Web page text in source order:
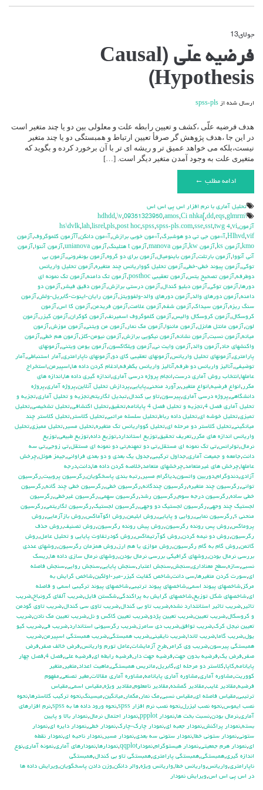
جولای13
فرضیه
(Causal
Hypothesis)
فرضیه علّی (Causal
Hypothesis)
ارسال شده از spss-pls
هدف فرضیه علّی ،کشف و تعیین رابطه علت و معلولی بین دو یا چند متغیر است
در این جا ،هدف پژوهش گر صرفأ تعیین ارتباط و همبستگی دو یا چند متغیر
نیست،بلکه می خواهد عمیق تر و ریشه ای تر با آن برخورد کرده و بگوید که
متغیری علت به وجود آمدن متغیر دیگر است. […]
ادامه مطلب ←
تحليل آماري با نرم افزار اس پي اس اس
\hdhdd
,\v,09351323950,amos,Ci nhka[ ,dd,eqs,glmrm
آزمون,
hs\dvlk,lah,lisrel,pls,post hoc,spss,spss-pls.com,sse,sst,twg 4,vi
Hlhvd,vif
,آ»مون جي تي دو هوشبرگ,آ»مون خوبي برازش,آ»مون دانكن,آآزمون كلموگروف,آزمون
kmo
,آزمون ks ,آزمون kw ,آزمون manova ,آزمون t هتلينگ ,آزمون unianova ,آزمون آننوا,آزمون
آني آنووا,آزمون بارتلت,آزمون باينوميال,آزمون براي دو گروه,آزمون بونفروني,آزمون بي
توكي,آزمون پيوند خطي-خطي,آزمون تحليل كوواريانس چند متغيره,آزمون تحليل واريانس
دوطرفه,آزمون تصحيح يتس,آزمون تعقيبي posthoc ,آزمون تك دامنه,آزمون تك نمونه اي
دورها,آزمون توكي,آزمون دبليو كندال,آزمون درستي برازش,آزمون دقيق فيشر ,آزمون دو
دامنه,آزمون دورهاي والد,آزمون دورهاي والد-ولفوويتز ,آزمون رايان-اينوت-گابريل-ولش,آزمون
سنگ ريزه,آزمون سيداك,آزمون شفه,آزمون علامت,آزمون فريدمن,آزمون كا اس,آزمون
كروسكال,آزمون كروسكال واليس,آزمون كلموگروف اسميرنف,آزمون كوكران,آزمون كيزر ,آزمون
لون,آزمون مانتل هانزل,آزمون ماننوا,آزمون مك نمار ,آزمون من ويتني,آزمون موزش,آزمون
ميانه,آزمون نسبت,آزمون نشانه,آزمون نيكويي برازش,آزمون نيومن-كلز ,آزمون هم خطي,آزمون
واكنشهاي حاد,آزمون والد,آزمون وايت ني,آزمون ويلكاكسون,آزمون يومن ويتني,آزمونهاي
پارامتري,آزمونهاي تحليل واريانس,آزمونهاي تعقيبي كاي دو,آزمونهاي ناپارامتري,آمار استنباطي,آمار
توضيفي,آناليز واريانس دو طرفه,آناليز واريانس يکطرفه,ادغام كردن داده ها,اسپيرمن,استخراج
عاملها,انتخاب روش آماري درست,انجام پروژه درسي آماري,اندازه گيري داده ها,اندازه هاي
مكرر ,انواع فرضيه,انواع متغير ,برآورد منحني,پايايي,پردازش تحليل آنلاين,پروژه آماري,پروژه
دانشگاهي,پروژه درسي آماري,پيرسون,تاو بي کندال,تبديل لگاريتم,تجزيه و تحليل آماري,تجزيه و
تحليل آماري فصل 4
,تجزيه و تحليل فصل 4 پايانامه ,تحقيق,تحليل اكتشافي,تحليل تشخيصي,تحليل
تميزي,تحليل خوشه اي,تحليل داده رباط,تحليل سلسله مراتبي,تحليل كلاستر ,تحليل كلاستر چند
ميانگيني,تحليل كلاستر دو مرحله اي,تحليل كوواريانس تك متغيره,تحليل مسير ,تحليل مميزي,تحليل
واريانس اندازه هاي مكرر ,تعريف تحقيق,توزيع استاندارد,توزيع داده,توزيع طبيعي,توزيع
نرمال,تولرانس,تي تک نمونه اي مستقل,تي دو تمهنه,تي دو نمونه اي مستقل,تي زوجي,تي سه
دانت,جامعه و جميعت آماري,جداول تركيبي,جدول يك بعدي و دو بعدي فراواني,جيمز هوئل,چرخش
عاملها,چرخش هاي غيرمتعامد,چرخشهاي متعامد,خلاصه كردن داده ها,دانت,درجه
آزادي,دندوگرام,دوربين واتسون,دياگرام مسير ,رتبه بندي پاسخگويان,رگرسيون پروبيت,رگرسيون
تواني,رگرسيون چند متغيره,رگرسيون چندگانه,رگرسيون خطي,رگرسيون خطي چند گانه,رگرسيون
خطي ساده,رگرسيون درجه سوم,رگرسيون رشد,رگرسيون سهمي,رگرسيون غيرخطي,رگرسيون
لجستيك چند وجهي,رگرسيون لجستيك دو وجهي,رگرسيون لجستيک,رگرسيون لگاريتمي,رگرسيون
منحني s
,رگرسيون نمايي,روايي و پايايي,روش ابليمن,روش اكوآماكس,روش بازآزمايي,روش
پروماكس,روش پس رونده رگرسيون,روش پيش رونده رگرسيون,روش تصنيف,روش حذف
رگرسيون,روش دو نيمه كردن,روش كوآرتيماكس,روش كودرتفاوت پايايي و تحليل عامل,روش
گاتمن,روش گام به گام رگرسيون,روش موازي يا هم ارز ,روش همزمان رگرسيون,روشهاي عددي
بررسي نرمال بودن,روشهاي گرافيكي بررسي نرمال بودن,روشهاي نرمال سازي داده ها,ريسك
نسبي,سازه,سطح معناداري,سنجش,سنجش اعتبار ,سنجش پايايي,سنجش روايي,سنجش فاصله
اي,سورت كردن متغيرها,سي دانت,شاخص كفايت كيزر-مير-اولكين,شاخص گرايش به
مركز ,شاخصهاي پيوند اسمي,شاخصهاي پيوند ترتيبي,شاخصهاي پيوند تركيبي اسمي و فاصله
اي,شاخصهاي شكل توزيع,شاخصهاي گرايش به پراكندگي,شكستن فايل,ضريب آلفاي کرونباخ,ضريب
تاثير ,ضريب تاثير استانتدارد نشده,ضريب تاو بي كندال,ضريب تاوي سي كندال,ضريب تاوي گودمن
و كروسكال,ضريب تعيين,ضريب تعيين پژدو,ضريب تعيين كاكس و نل,ضريب تعيين مك نادن,ضريب
تعيين نيجل كرك,ضريب توافق,ضريب دي سامرز ,ضريب رگرسيوني استاندارد,ضريب في,ضريب كيو
يول,ضريب گاما,ضريب لاندا,ضريب نايقيني,ضريب همبستگي,ضريب همبستگي اسپيرمن,ضريب
همبستگي پيرسون,ضريب وي كرامر ,طرح آزمايشات,عامل تورم واريانس,فرض خالف صفر ,فرض
صفر ,فرض يك,فرضيه بدون جهت,فرضيه جهت دار ,فرضيه رابطه اي,فرضيه علي,فصل 4 ,فصل چهار
پايانامه,كاپا,كلاستر دو مرحله اي,گابريل,ماتريس همبستگي,ماهيت اعداد,متغير ,متغير
كووريت,مشاوره آماري,مشاوره آماري پايانامه,مشاوره آماري مقالات,مغير تصنعي,مفهوم
فرضيه,مقادير غايب,مقادير گمشده,مقادير نامعلوم,مقادير ويژه,مقياس اسمي,مقياس
ترتيبي,مقياس فاصله اي,مقياس نسبي,مك نمار ,مكمار ,ميانگين,ميسينگ,نحوه تركيب كلاسترها,نحوه
نصب ايموس,نحوه نصب ليزرل,نحوه نصب نرم افزار spss ,نحوه ورود داده ها به spss ,نرم افزارهاي
آماري,نرمال بودن,نسبت بخت ها,نمودار ppplot ,نمودار احتمال نرمال,نمودار بالا و پايين
بسته,نمودار پراكنش,نمودار جعبه اي,نمودار چارك-چارك,نمودار خطي,نمودار دايره اي,نمودار
ستوني,نمودار ستوني خطا,نمودار ستوني سه بعدي,نمودار مسير ,نمودار ناحيه اي,نمودار نقطه
اي,نمودار هرم جمعيتي,نمودار هيستوگرام,نمودارqqplot ,نمودارها,نمودارهاي آماري,نمونه آماري,نوع
اندازه گيري,همبستگي,همبستگي پارامتري,همبستگي تاو بي کندال,همبستگي
ناپارامتري,واريانس,واريانس خطا,واريانس ويژه,والر دانكن,وزن دادن پاسخگويان,ويرايش داده ها
در اس پي اس اس,ويرايش نمودار